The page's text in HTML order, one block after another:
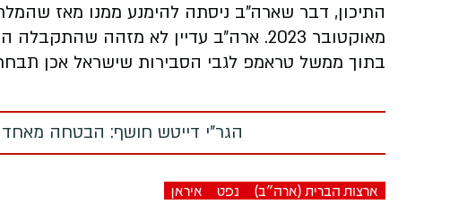
התיכון, דבר שארה"ב ניסתה להימנע ממנו מאז
מאוקטובר 2023. ארה״ב עדיין לא מזהה
בתוך ממשל טראמפ לגבי הסבירות שישראל אכן
הגר"י דייטש חושף: הבטחה
ארצות הברית (ארה"ב) נפט איראן